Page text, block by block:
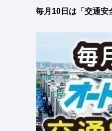
毎月10日は「交通